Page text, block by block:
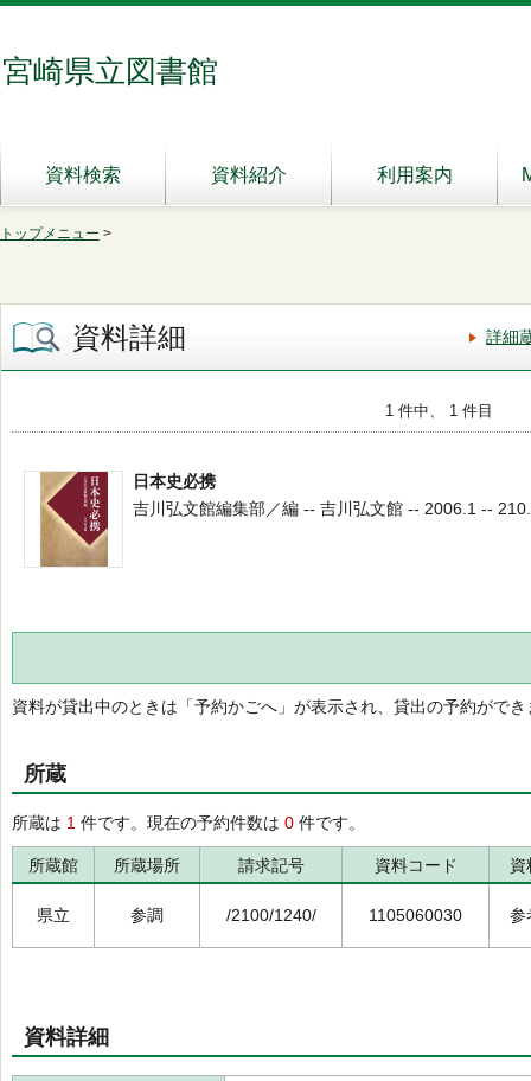
宮崎県立図書館
資料検索 資料紹介 利用案内
トップメニュー >
資料詳細 詳細
1 件中、 1 件目
日本史必携
吉川弘文館編集部／編 -- 吉川弘文館 -- 2006.1 --
資料が貸出中のときは「予約かごへ」が表示され、貸出の予約ができ
所蔵
所蔵は 1 件です。現在の予約件数は 0 件です。
所蔵館 所蔵場所 請求記号 資料コード 資
県立 参調 /2100/1240/ 1105060030 参
資料詳細